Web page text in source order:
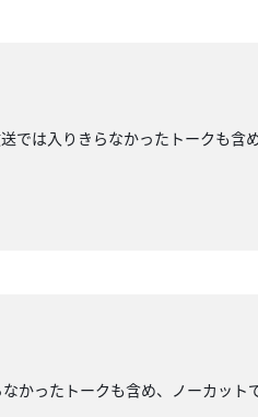
は入りきらなかったトークも含
ったトークも含め、ノーカット